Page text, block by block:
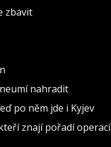
zbavit
nahradit
po něm jde i Kyjev
znají pořadí operací